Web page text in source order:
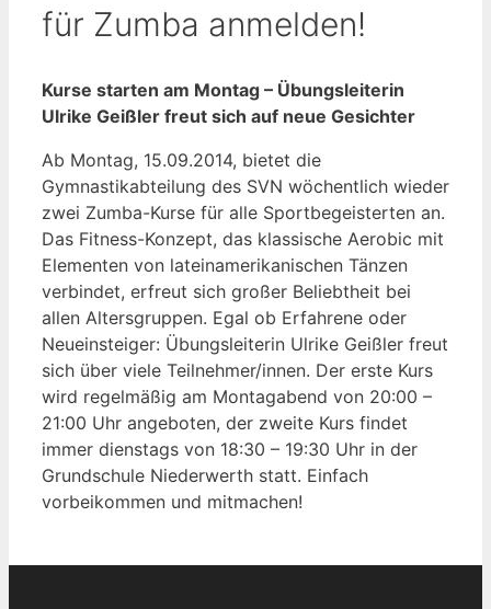
für Zumba anmelden!
Kurse starten am Montag – Übungsleiterin
Ulrike Geißler freut sich auf neue Gesichter
Ab Montag, 15.09.2014, bietet die
Gymnastikabteilung des SVN wöchentlich wieder
zwei Zumba-Kurse für alle Sportbegeisterten an.
Das Fitness-Konzept, das klassische Aerobic mit
Elementen von lateinamerikanischen Tänzen
verbindet, erfreut sich großer Beliebtheit bei
allen Altersgruppen. Egal ob Erfahrene oder
Neueinsteiger: Übungsleiterin Ulrike Geißler freut
sich über viele Teilnehmer/innen. Der erste Kurs
wird regelmäßig am Montagabend von 20:00 –
21:00 Uhr angeboten, der zweite Kurs findet
immer dienstags von 18:30 – 19:30 Uhr in der
Grundschule Niederwerth statt. Einfach
vorbeikommen und mitmachen!